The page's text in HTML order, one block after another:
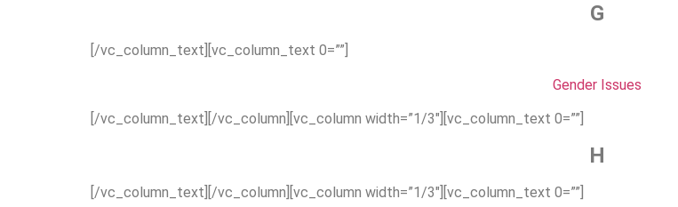
G
[/vc_column_text][vc_column_text 0=””]
Gender Issues
[/vc_column_text][/vc_column][vc_column width=”1/3″][vc_column_text 0=””]
H
[/vc_column_text][/vc_column][vc_column width=”1/3″][vc_column_text 0=””]